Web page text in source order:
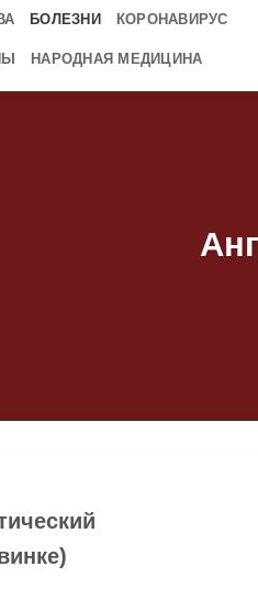
БОЛЕЗНИ КОРОНАВИРУС
НАРОДНАЯ МЕДИЦИНА